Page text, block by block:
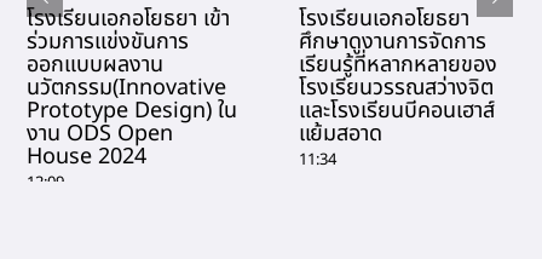
โรงเรียนเอกอโยธยา เข้า
ร่วมการแข่งขันการ
ออกแบบผลงาน
นวัตกรรม(Innovative
Prototype Design) ใน
งาน ODS Open
House 2024
12:09
โรงเรียนเอกอโยธยา
ศึกษาดูงานการจัดการ
เรียนรู้ที่หลากหลายของ
โรงเรียนวรรณสว่างจิต
และโรงเรียนบีคอนเฮาส์
แย้มสอาด
11:34